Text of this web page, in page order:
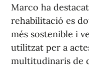
Marco ha
rehabilitació es
més sostenible i
utilitzat per a
multitudinaris de